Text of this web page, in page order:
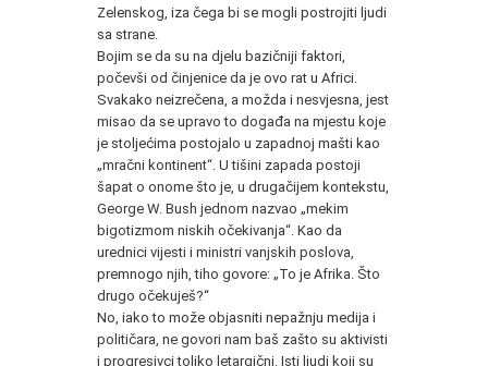
Zelenskog, iza čega bi se mogli postrojiti ljudi
sa strane.
Bojim se da su na djelu bazičniji faktori,
počevši od činjenice da je ovo rat u Africi.
Svakako neizrečena, a možda i nesvjesna, jest
misao da se upravo to događa na mjestu koje
je stoljećima postojalo u zapadnoj mašti kao
„mračni kontinent“. U tišini zapada postoji
šapat o onome što je, u drugačijem kontekstu,
George W. Bush jednom nazvao „mekim
bigotizmom niskih očekivanja“. Kao da
urednici vijesti i ministri vanjskih poslova,
premnogo njih, tiho govore: „To je Afrika. Što
drugo očekuješ?“
No, iako to može objasniti nepažnju medija i
političara, ne govori nam baš zašto su aktivisti
i progresivci toliko letargični. Isti ljudi koji su